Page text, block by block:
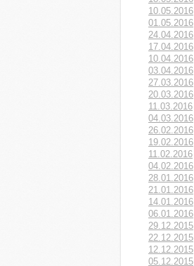
10.05.2016
01.05.2016
24.04.2016
17.04.2016
10.04.2016
03.04.2016
27.03.2016
20.03.2016
11.03.2016
04.03.2016
26.02.2016
19.02.2016
11.02.2016
04.02.2016
28.01.2016
21.01.2016
14.01.2016
06.01.2016
29.12.2015
22.12.2015
12.12.2015
05.12.2015